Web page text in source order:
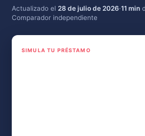
Actualizado el 28 de julio de 2026·11 min
Comparador independiente
SIMULA TU PRÉSTAMO